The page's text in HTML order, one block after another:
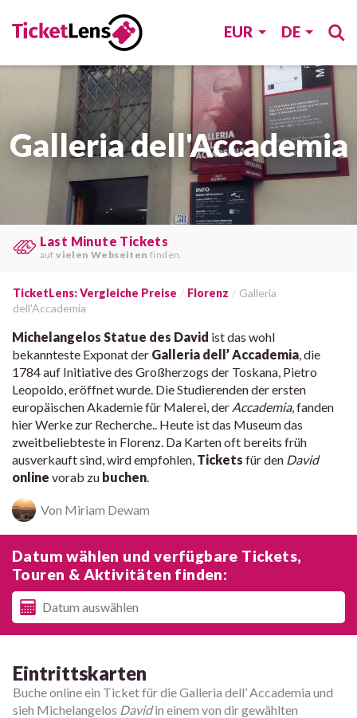
EUR DE
Galleria dell'Accademia
Preise vergleichen
undZeit & Geldsparen.
TicketLens: Vergleiche Preise Florenz
Galleria
dell'Accademia
Michelangelos Statue des David ist das wohl
bekannteste Exponat der Galleria dell’ Accademia , die
1784 auf Initiative des Großherzogs der Toskana, Pietro
Leopoldo, eröffnet wurde. Die Studierenden der ersten
europäischen Akademie für Malerei, der Accademia, fanden
hier Werke zur Recherche.. Heute ist das Museum das
zweitbeliebteste in Florenz. Da Karten oft bereits früh
ausverkauft sind, wird empfohlen, Tickets für den David
online vorab zu buchen
Von Miriam Dewam
Datum wählen und verfügbare Tickets,
Touren & Aktivitäten finden:
Eintrittskarten
Buche online ein Ticket für die Galleria dell’ Accademia und
sieh Michelangelos Davidin einem von dir gewählten